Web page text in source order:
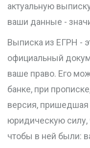
актуальную
ваши данные -
Выписка из ЕГРН -
официальный
ваше право. Его
банке, при
версия, пришедшая
юридическую силу,
чтобы в ней были: